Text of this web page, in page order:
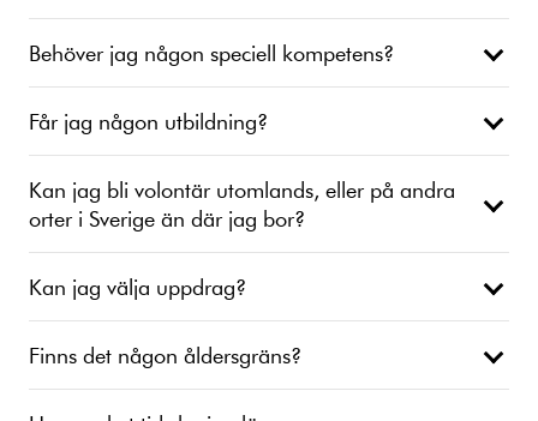
Behöver jag någon speciell kompetens?
Får jag någon utbildning?
Kan jag bli volontär utomlands, eller på andra
orter i Sverige än där jag bor?
Kan jag välja uppdrag?
Finns det någon åldersgräns?